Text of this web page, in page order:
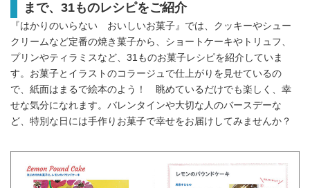
まで、31ものレシピをご紹介
『はかりのいらない おいしいお菓子』では、クッキーやシュー
クリームなど定番の焼き菓子から、ショートケーキやトリュフ、
プリンやティラミスなど、31ものお菓子レシピを紹介していま
す。お菓子とイラストのコラージュで仕上がりを見せているの
で、紙面はまるで絵本のよう！ 眺めているだけでも楽しく、幸
せな気分になれます。バレンタインや大切な人のバースデーな
ど、特別な日には手作りお菓子で幸せをお届けしてみませんか？